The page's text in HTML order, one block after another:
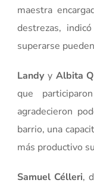
maestra
destrezas,
superarse
Landy y Albita
que
agradecieron
barrio, una
más productivo
Samuel Célleri,